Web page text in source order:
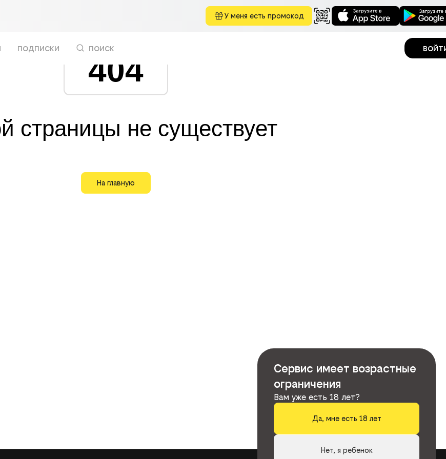
У меня есть промокод
подписки поиск
404
страницы не существует
На главную
Сервис имеет возрастные
ограничения
Вам уже есть 18 лет?
Да, мне есть 18 лет
Нет, я ребенок